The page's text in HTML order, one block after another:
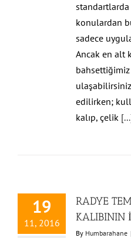
konulardan
sadece
Ancak en alt
edilirken;
kalıp, çelik
19
11, 2016
RADYE
KALIBININ
By Humbarahane